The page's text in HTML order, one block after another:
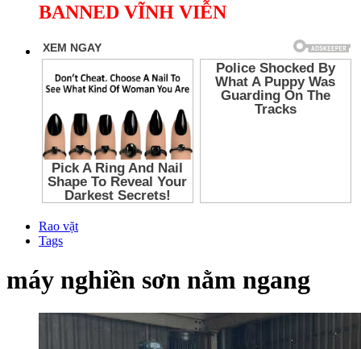
BANNED VĨNH VIỄN
Rao vặt
Tags
máy nghiền sơn nằm ngang